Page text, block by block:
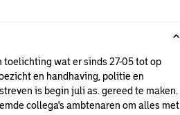
toelichting wat er sinds 27-05 tot op
en handhaving, politie en
is begin juli as. gereed te maken.
collega's ambtenaren om alles met